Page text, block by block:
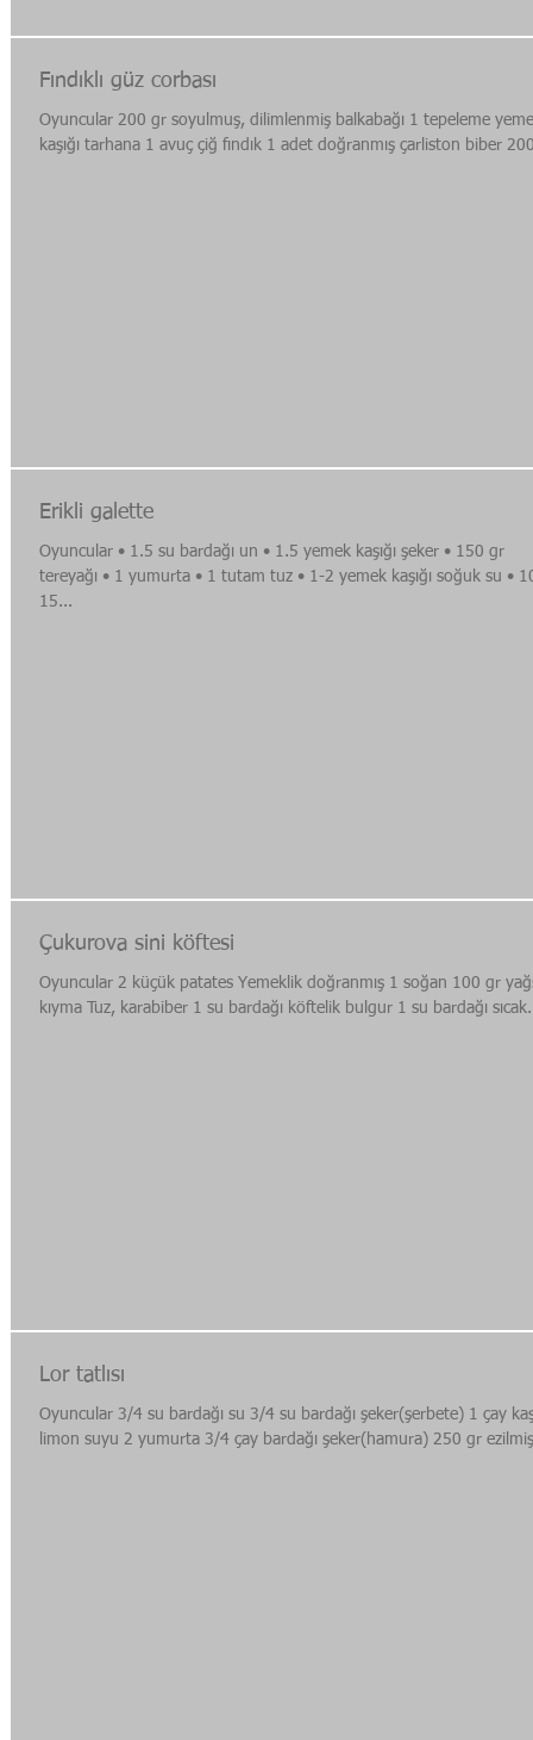
Fındıklı güz corb​ası
Oyuncular 200 gr soyulmuş, dilimlenmiş balkabağı 1 tepeleme
kaşığı tarhana 1 avuç çiğ fındık 1 adet doğranmış çarliston biber
Erikli galette
Oyuncular • 1.5 su bardağı un • 1.5 yemek kaşığı şeker • 150 gr
tereyağı • 1 yumurta • 1 tutam tuz • 1-2 yemek kaşığı soğuk su •
15...
Çukurova sini köftesi
Oyuncular 2 küçük patates Yemeklik doğranmış 1 soğan 100 gr
kıyma Tuz, karabiber 1 su bardağı köftelik bulgur 1 su bardağı
Lor tatlısı
Oyuncular 3/4 su bardağı su 3/4 su bardağı şeker(şerbete) 1 çay
limon suyu 2 yumurta 3/4 çay bardağı şeker(hamura) 250 gr